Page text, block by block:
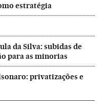
estratégia
da Silva: subidas de
para as minorias
privatizações e